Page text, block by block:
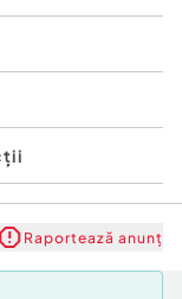
Raportează anunț